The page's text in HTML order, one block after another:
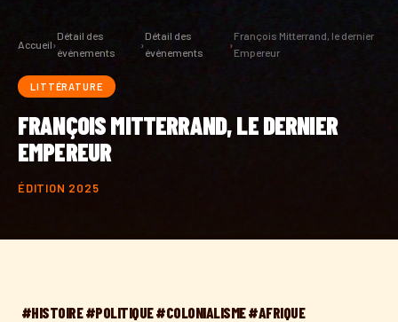
Accueil›
Détail des
événements
›
Détail des
événements
›
François Mitterrand, le dernier
Empereur
LITTÉRATURE
FRANÇOIS MITTERRAND, LE DERNIER
EMPEREUR
ÉDITION 2025
#HISTOIRE #POLITIQUE #COLONIALISME #AFRIQUE